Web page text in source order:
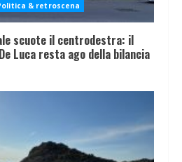
& retroscena
scuote il centrodestra: il
Luca resta ago della bilancia